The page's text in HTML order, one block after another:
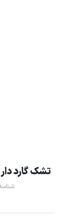
تشک گارد